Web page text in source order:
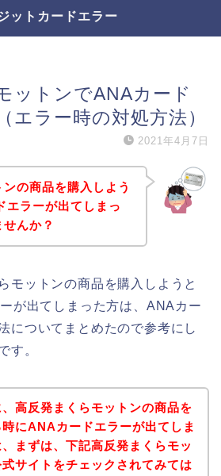
ットカードエラー
ットンでANAカード
エラー時の対処方法）
2021年4月7日
の商品を購入しよう
エラーが出てしまっ
んか？
モットンの商品を購入しようと
が出てしまった方は、ANAカー
についてまとめたので参考にし
す。
高反発まくらモットンの商品を
時にANAカードエラーが出てしま
まずは、下記高反発まくらモッ
式サイトをチェックされてみては